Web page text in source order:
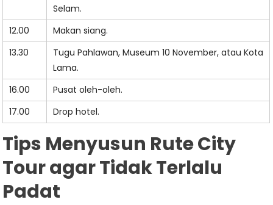
Selam.
12.00
Makan siang.
13.30
Tugu Pahlawan, Museum 10 November, atau Kota
Lama.
16.00
Pusat oleh-oleh.
17.00
Drop hotel.
Tips Menyusun Rute City
Tour agar Tidak Terlalu
Padat